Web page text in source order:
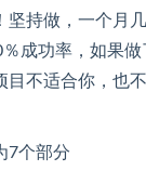
坚持做，一个月
成功率，如果做
目不适合你，也
7个部分